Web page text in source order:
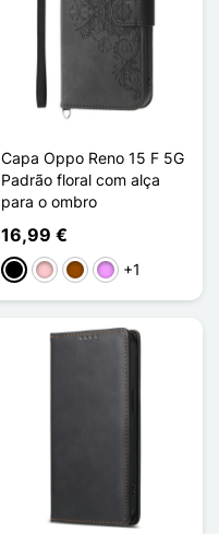
Capa Oppo Reno 15 F 5G
Padrão floral com alça
para o ombro
16,99 €
PretoRosaCastanhoVioleta ligeira
+1